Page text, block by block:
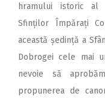
hramului istoric al
Sfinților Împărați
această ședință a
Dobrogei cele mai
nevoie să
propunerea de